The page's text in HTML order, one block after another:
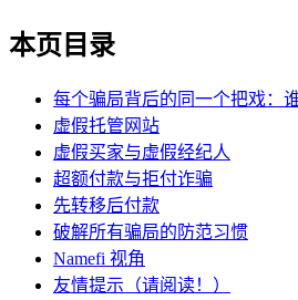
本页目录
每个骗局背后的同一个把戏：
虚假托管网站
虚假买家与虚假经纪人
超额付款与拒付诈骗
先转移后付款
破解所有骗局的防范习惯
Namefi 视角
友情提示（请阅读！）